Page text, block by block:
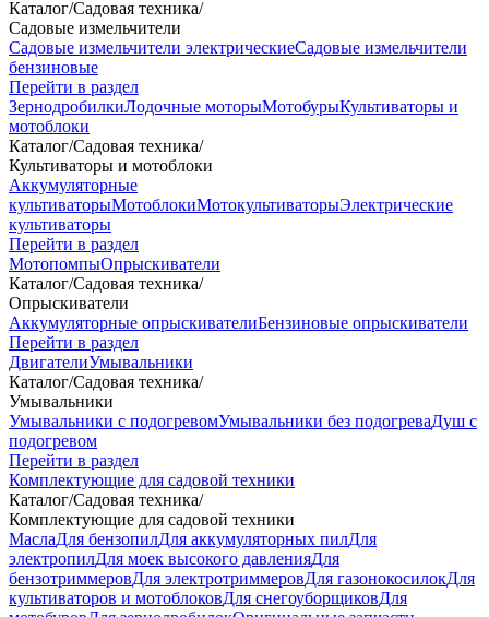
Каталог/Садовая техника/
Садовые измельчители
Садовые измельчители электрическиеСадовые измельчители
бензиновые
Перейти в раздел
ЗернодробилкиЛодочные моторыМотобурыКультиваторы и
мотоблоки
Каталог/Садовая техника/
Культиваторы и мотоблоки
Аккумуляторные
культиваторыМотоблокиМотокультиваторыЭлектрические
культиваторы
Перейти в раздел
МотопомпыОпрыскиватели
Каталог/Садовая техника/
Опрыскиватели
Аккумуляторные опрыскивателиБензиновые опрыскиватели
Перейти в раздел
ДвигателиУмывальники
Каталог/Садовая техника/
Умывальники
Умывальники с подогревомУмывальники без подогреваДуш с
подогревом
Перейти в раздел
Комплектующие для садовой техники
Каталог/Садовая техника/
Комплектующие для садовой техники
МаслаДля бензопилДля аккумуляторных пилДля
электропилДля моек высокого давленияДля
бензотриммеровДля электротриммеровДля газонокосилокДля
культиваторов и мотоблоковДля снегоуборщиковДля